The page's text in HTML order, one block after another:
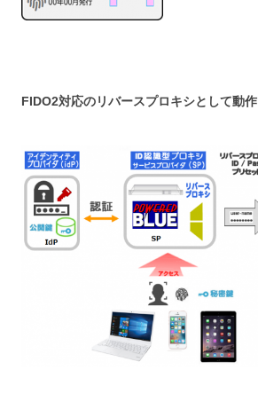
FIDO2対応のリバースプロキシとして動作